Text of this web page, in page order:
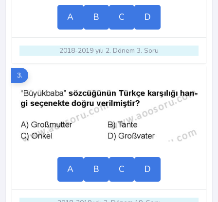
A B C D
2018-2019 yılı 2. Dönem 3. Soru
3.
A B C D